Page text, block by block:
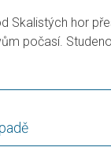
Skalistých hor
počasí.